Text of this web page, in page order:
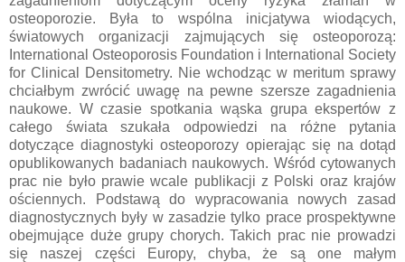
osteoporozie. Była to wspólna inicjatywa wiodących,
światowych organizacji zajmujących się osteoporozą:
International Osteoporosis Foundation i International Society
for Clinical Densitometry. Nie wchodząc w meritum sprawy
chciałbym zwrócić uwagę na pewne szersze zagadnienia
naukowe. W czasie spotkania wąska grupa ekspertów z
całego świata szukała odpowiedzi na różne pytania
dotyczące diagnostyki osteoporozy opierając się na dotąd
opublikowanych badaniach naukowych. Wśród cytowanych
prac nie było prawie wcale publikacji z Polski oraz krajów
ościennych. Podstawą do wypracowania nowych zasad
diagnostycznych były w zasadzie tylko prace prospektywne
obejmujące duże grupy chorych. Takich prac nie prowadzi
się naszej części Europy, chyba, że są one małym